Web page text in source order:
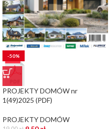
-50%
PROJEKTY DOMÓW nr
1(49)2025 (PDF)
PROJEKTY DOMÓW